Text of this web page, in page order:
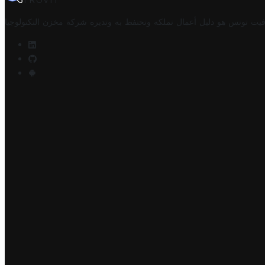
تونس هو دليل أعمال تملكه وتحتفظ به وتديره شركة مخزن التكنولوجيا